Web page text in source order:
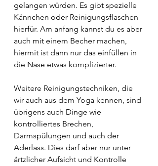
gelangen würden. Es gibt spezielle
Kännchen oder Reinigungsflaschen
hierfür. Am anfang kannst du es aber
auch mit einem Becher machen,
hiermit ist dann nur das einfüllen in
die Nase etwas komplizierter.
Weitere Reinigungstechniken, die
wir auch aus dem Yoga kennen, sind
übrigens auch Dinge wie
kontrolliertes Brechen,
Darmspülungen und auch der
Aderlass. Dies darf aber nur unter
ärtzlicher Aufsicht und Kontrolle